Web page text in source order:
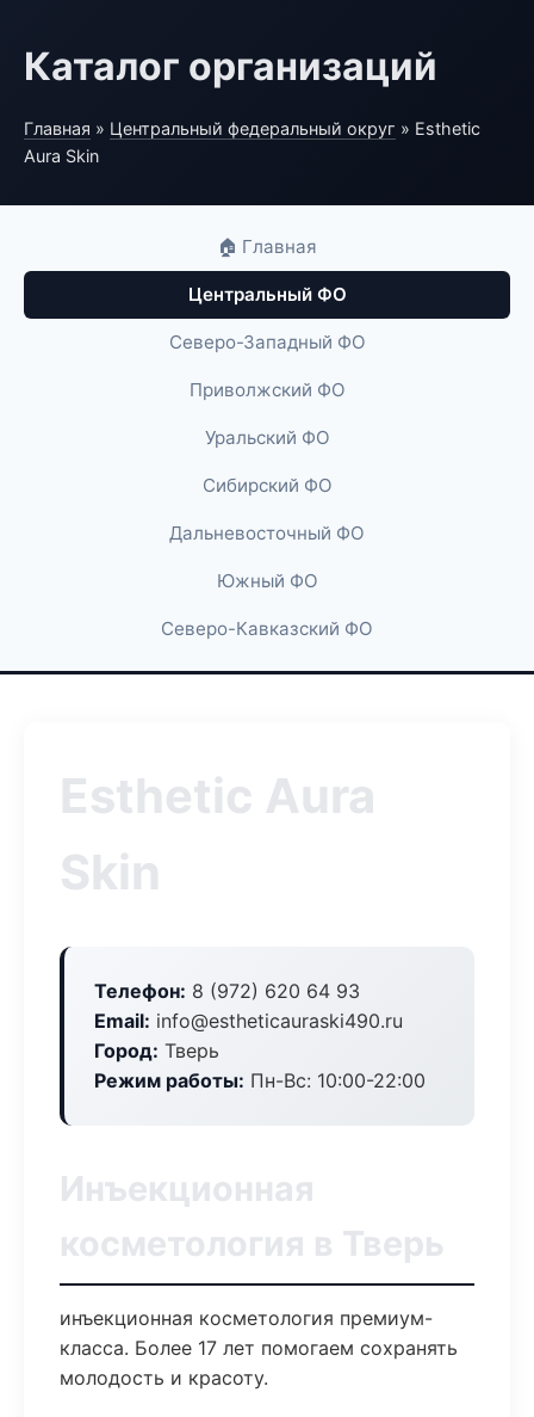
Каталог организаций
Главная » Центральный федеральный округ » Esthetic
Aura Skin
🏠 Главная
Центральный ФО
Северо-Западный ФО
Приволжский ФО
Уральский ФО
Сибирский ФО
Дальневосточный ФО
Южный ФО
Северо-Кавказский ФО
Esthetic Aura
Skin
Телефон: 8 (972) 620 64 93
Email: info@estheticauraski490.ru
Город: Тверь
Режим работы: Пн-Вс: 10:00-22:00
Инъекционная
косметология в Тверь
инъекционная косметология премиум-
класса. Более 17 лет помогаем сохранять
молодость и красоту.